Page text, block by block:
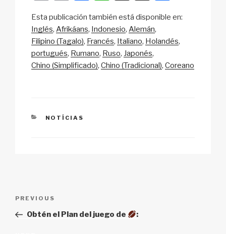
p
y
Li
n
ail c
e
b
o
at
s
A
p
a
p
c
h
ar
e
Esta publicación también está disponible en:
Inglés Afrikáans Indonesio Alemán
Filipino (Tagalo) Francés Italiano Holandés
portugués Rumano Ruso Japonés
Chino (Simplificado) Chino (Tradicional) Coreano
CATEGORIES
NOTÍCIAS
Previous
Post
PREVIOUS
Obtén el Plan del juego de :